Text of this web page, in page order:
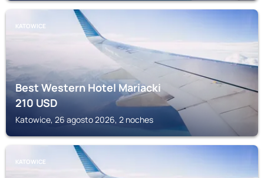
KATOWICE
Best Western Hotel Mariacki
210USD
Katowice, 26 agosto 2026, 2 noches
KATOWICE